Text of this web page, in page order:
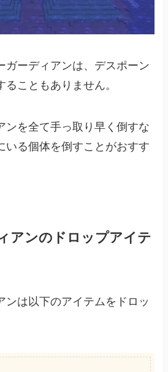
ガーディアンは、デスポーン
こともありません。
ンを全て手っ取り早く倒すな
いる個体を倒すことがおすす
アンのドロップアイテ
ンは以下のアイテムをドロッ